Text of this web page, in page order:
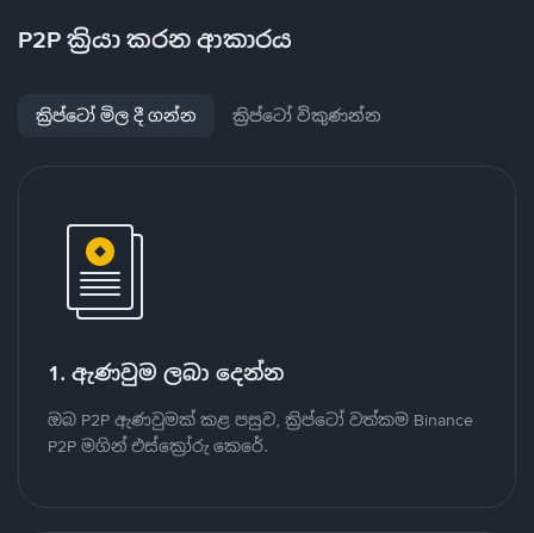
P2P ක්‍රියා කරන ආකාරය
ක්‍රිප්ටෝ මිල දී ගන්න ක්‍රිප්ටෝ විකුණන්න
1. ඇණවුම ලබා දෙන්න
ඔබ P2P ඇණවුමක් කළ පසුව, ක්‍රිප්ටෝ වත්කම Binance
P2P මගින් එස්ක්‍රෝරු කෙරේ.